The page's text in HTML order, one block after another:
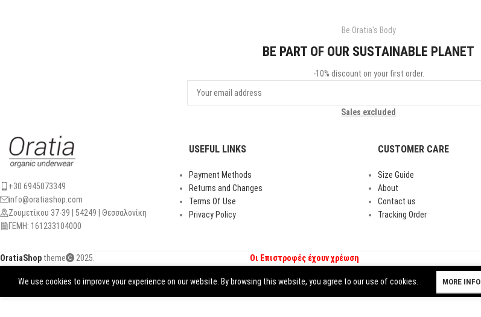
Be Oratia's Body
BE PART OF OUR SUSTAINABLE PLANET
-10% discount on your first order.
Sales excluded
+30 6945073349
info@oratiashop.com
Ζουμετίκου 37-39 | 54249 | Θεσσαλονίκη
ΓΕΜΗ: 161233104000
USEFUL LINKS
Payment Methods
Returns and Changes
Terms Of Use
Privacy Policy
CUSTOMER CARE
Size Guide
About
Contact us
Tracking Order
OratiaShop theme 2025. Οι Επιστροφές έχουν χρέωση
We use cookies to improve your experience on our website. By browsing this website, you agree to our use of cookies. MORE INFO